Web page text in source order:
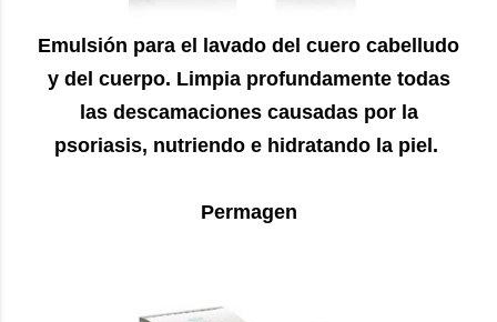
Emulsión para el lavado del cuero cabelludo
y del cuerpo. Limpia profundamente todas
las descamaciones causadas por la
psoriasis, nutriendo e hidratando la piel.
Permagen